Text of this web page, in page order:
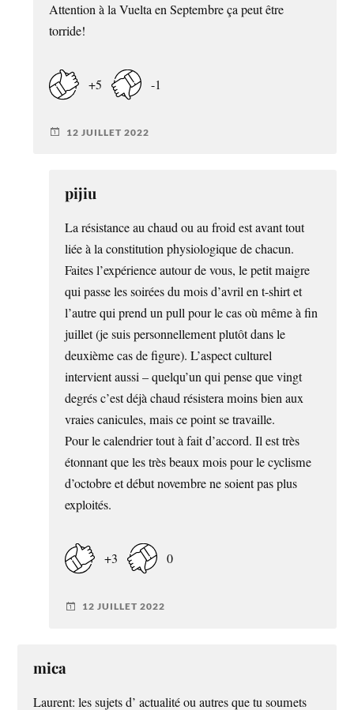
Attention à la Vuelta en Septembre ça peut être
torride!
+5 -1
12 JUILLET 2022
pijiu
La résistance au chaud ou au froid est avant tout
liée à la constitution physiologique de chacun.
Faites l’expérience autour de vous, le petit maigre
qui passe les soirées du mois d’avril en t-shirt et
l’autre qui prend un pull pour le cas où même à fin
juillet (je suis personnellement plutôt dans le
deuxième cas de figure). L’aspect culturel
intervient aussi – quelqu’un qui pense que vingt
degrés c’est déjà chaud résistera moins bien aux
vraies canicules, mais ce point se travaille.
Pour le calendrier tout à fait d’accord. Il est très
étonnant que les très beaux mois pour le cyclisme
d’octobre et début novembre ne soient pas plus
exploités.
+3 0
12 JUILLET 2022
mica
Laurent: les sujets d’ actualité ou autres que tu soumets